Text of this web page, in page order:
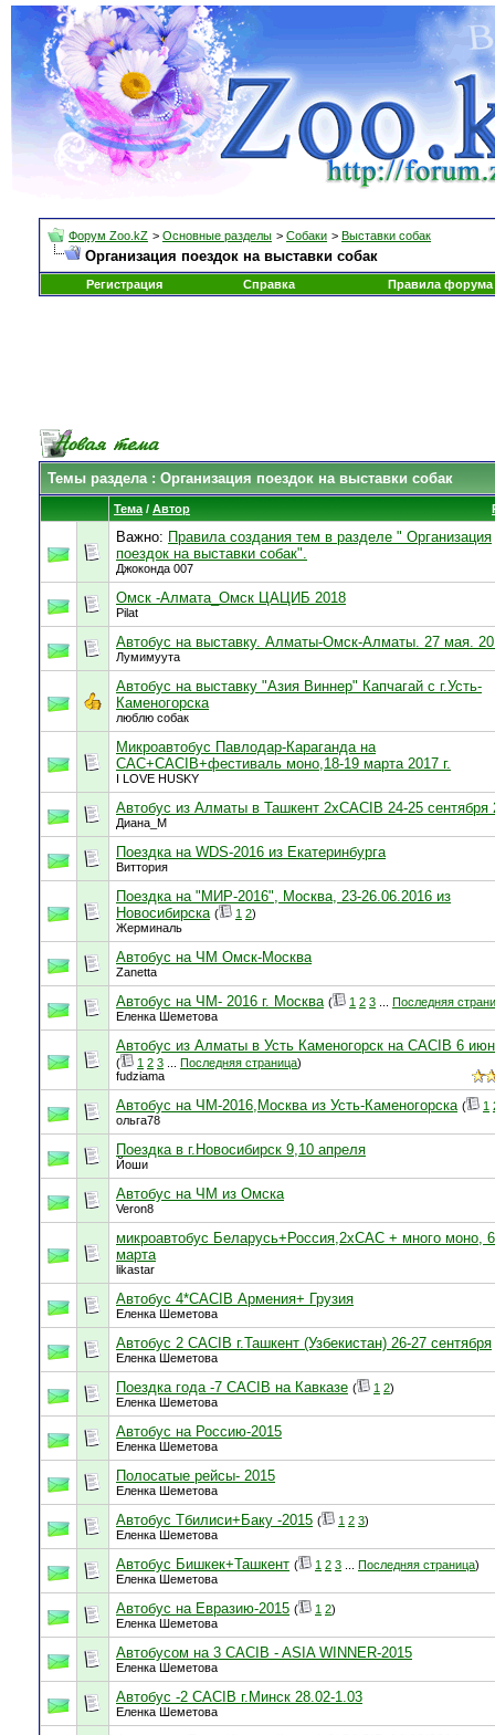
Форум Zoo.kZ > Основные разделы > Собаки > Выставки собак
Организация поездок на выставки собак
Регистрация Справка Правила форума
Темы раздела: Организация поездок на выставки собак
Тема / Автор
Важно: Правила создания тем в разделе " Организация
поездок на выставки собак".
Джоконда 007
Омск -Алмата_Омск ЦАЦИБ 2018
Pilat
Автобус на выставку. Алматы-Омск-Алматы. 27 мая.
Лумимуута
Автобус на выставку "Азия Виннер" Капчагай с г.Усть-
Каменогорска
люблю собак
Микроавтобус Павлодар-Караганда на
САС+CACIB+фестиваль моно,18-19 марта 2017 г.
I LOVE HUSKY
Автобус из Алматы в Ташкент 2xCACIB 24-25 сентября
Диана_М
Поездка на WDS-2016 из Екатеринбурга
Виттория
Поездка на "МИР-2016", Москва, 23-26.06.2016 из
Новосибирска ( 1 2)
Жерминаль
Автобус на ЧМ Омск-Москва
Zanetta
Автобус на ЧМ- 2016 г. Москва ( 1 2 3
Последняя
Еленка Шеметова
Автобус из Алматы в Усть Каменогорск на CACIB 6
( 1 2 3 Последняя страница)
fudziama
Автобус на ЧМ-2016,Москва из Усть-Каменогорска ( 1
ольга78
Поездка в г.Новосибирск 9,10 апреля
Йоши
Автобус на ЧМ из Омска
Veron8
микроавтобус Беларусь+Россия,2хСАС + много моно,
марта
likastar
Автобус 4*СACIB Армения+ Грузия
Еленка Шеметова
Автобус 2 СACIB г.Ташкент (Узбекистан) 26-27 сентября
Еленка Шеметова
Поездка года -7 CACIB на Кавказе ( 1 2)
Еленка Шеметова
Автобус на Россию-2015
Еленка Шеметова
Полосатые рейсы- 2015
Еленка Шеметова
Автобус Тбилиси+Баку -2015 ( 1 2 3)
Еленка Шеметова
Автобус Бишкек+Ташкент ( 1 2 3 Последняя страница)
Еленка Шеметова
Автобус на Евразию-2015 ( 1 2)
Еленка Шеметова
Автобусом на 3 CACIB - ASIA WINNER-2015
Еленка Шеметова
Автобус -2 САСIB г.Минск 28.02-1.03
Еленка Шеметова